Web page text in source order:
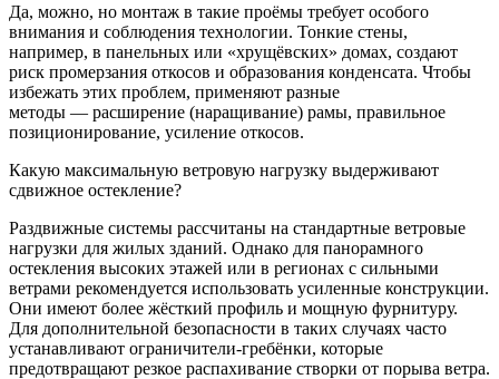
Да, можно, но монтаж в такие проёмы требует особого
внимания и соблюдения технологии. Тонкие стены,
например, в панельных или «хрущёвских» домах, создают
риск промерзания откосов и образования конденсата. Чтобы
избежать этих проблем, применяют разные
методы — расширение (наращивание) рамы, правильное
позиционирование, усиление откосов.
Какую максимальную ветровую нагрузку выдерживают
сдвижное остекление?
Раздвижные системы рассчитаны на стандартные ветровые
нагрузки для жилых зданий. Однако для панорамного
остекления высоких этажей или в регионах с сильными
ветрами рекомендуется использовать усиленные конструкции.
Они имеют более жёсткий профиль и мощную фурнитуру.
Для дополнительной безопасности в таких случаях часто
устанавливают ограничители‑гребёнки, которые
предотвращают резкое распахивание створки от порыва ветра.